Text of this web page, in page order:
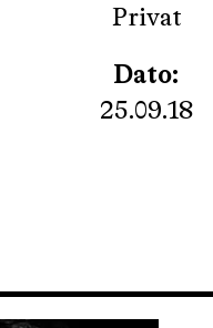
Privat
Dato:
25.09.18